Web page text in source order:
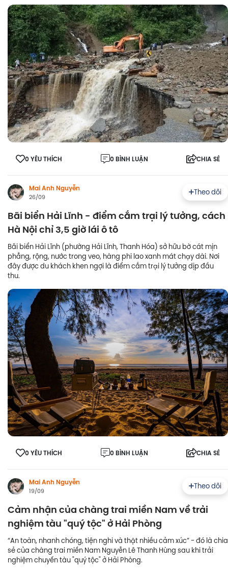
0 YÊU THÍCH 0 BÌNH LUẬN CHIA SẺ
Mai Anh Nguyễn
26/09
Theo dõi
Bãi biển Hải Lĩnh - điểm cắm trại lý tưởng, cách
Hà Nội chỉ 3,5 giờ lái ô tô
Bãi biển Hải Lĩnh (phường Hải Lĩnh, Thanh Hóa) sở hữu bờ cát mịn
phẳng, rộng, nước trong veo, hàng phi lao xanh mát chạy dài. Nơi
đây được du khách khen ngợi là điểm cắm trại lý tưởng dịp đầu
thu.
0 YÊU THÍCH 0 BÌNH LUẬN CHIA SẺ
Mai Anh Nguyễn
19/09
Theo dõi
Cảm nhận của chàng trai miền Nam về trải
nghiệm tàu "quý tộc" ở Hải Phòng
“An toàn, nhanh chóng, tiện nghi và thật nhiều cảm xúc” - đó là chia
sẻ của chàng trai miền Nam Nguyễn Lê Thanh Hùng sau khi trải
nghiệm chuyến tàu "quý tộc" ở Hải Phòng.